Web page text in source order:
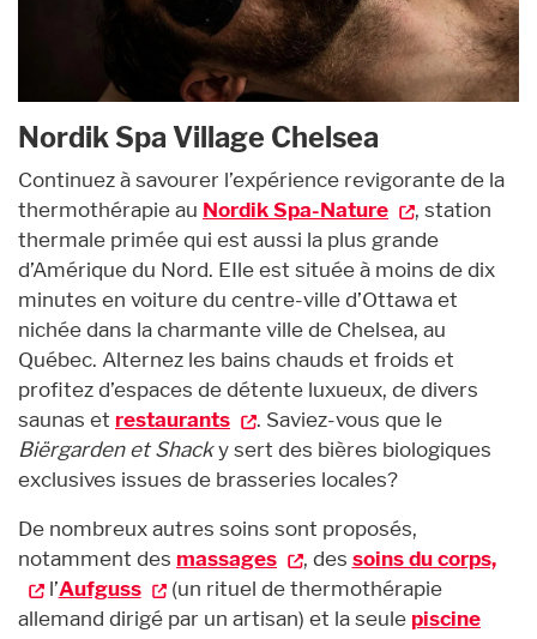
Nordik Spa Village Chelsea
Continuez à savourer l’expérience revigorante de la
thermothérapie au Nordik Spa-Nature
, station
thermale primée qui est aussi la plus grande
d’Amérique du Nord. EIle est située à moins de dix
minutes en voiture du centre-ville d’Ottawa et
nichée dans la charmante ville de Chelsea, au
Québec. Alternez les bains chauds et froids et
profitez d’espaces de détente luxueux, de divers
saunas et restaurants
. Saviez-vous que le
Biërgarden et Shacky sert des bières biologiques
exclusives issues de brasseries locales?
De nombreux autres soins sont proposés,
notamment des massages , des soins du corps,
l’Aufguss
(un rituel de thermothérapie
allemand dirigé par un artisan) et la seule piscine